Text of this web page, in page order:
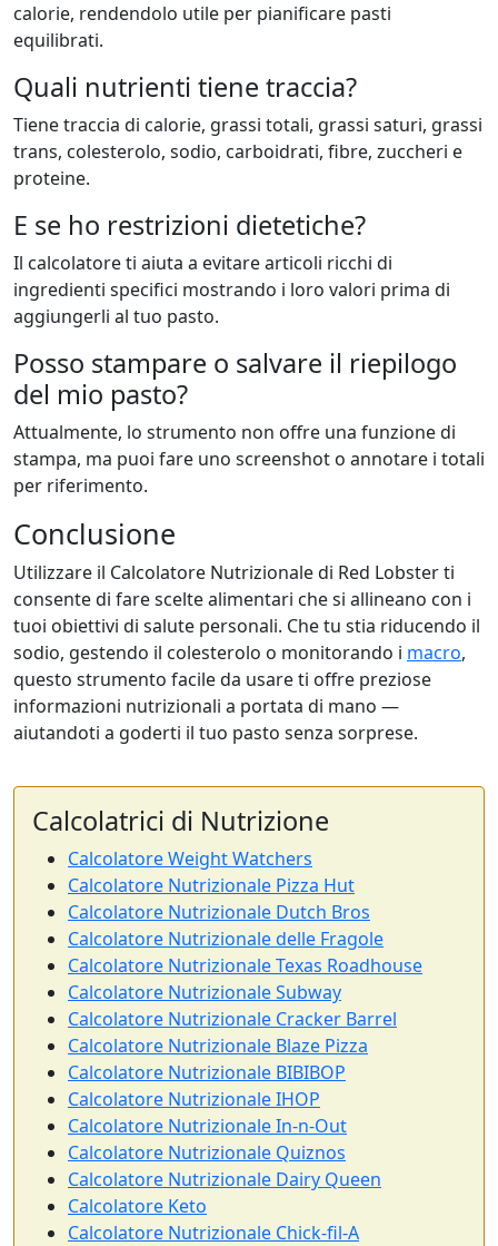
calorie, rendendolo utile per pianificare pasti
equilibrati.
Quali nutrienti tiene traccia?
Tiene traccia di calorie, grassi totali, grassi saturi, grassi
trans, colesterolo, sodio, carboidrati, fibre, zuccheri e
proteine.
E se ho restrizioni dietetiche?
Il calcolatore ti aiuta a evitare articoli ricchi di
ingredienti specifici mostrando i loro valori prima di
aggiungerli al tuo pasto.
Posso stampare o salvare il riepilogo
del mio pasto?
Attualmente, lo strumento non offre una funzione di
stampa, ma puoi fare uno screenshot o annotare i totali
per riferimento.
Conclusione
Utilizzare il Calcolatore Nutrizionale di Red Lobster ti
consente di fare scelte alimentari che si allineano con i
tuoi obiettivi di salute personali. Che tu stia riducendo il
sodio, gestendo il colesterolo o monitorando i macro,
questo strumento facile da usare ti offre preziose
informazioni nutrizionali a portata di mano —
aiutandoti a goderti il tuo pasto senza sorprese.
Calcolatrici di Nutrizione
Calcolatore Weight Watchers
Calcolatore Nutrizionale Pizza Hut
Calcolatore Nutrizionale Dutch Bros
Calcolatore Nutrizionale delle Fragole
Calcolatore Nutrizionale Texas Roadhouse
Calcolatore Nutrizionale Subway
Calcolatore Nutrizionale Cracker Barrel
Calcolatore Nutrizionale Blaze Pizza
Calcolatore Nutrizionale BIBIBOP
Calcolatore Nutrizionale IHOP
Calcolatore Nutrizionale In-n-Out
Calcolatore Nutrizionale Quiznos
Calcolatore Nutrizionale Dairy Queen
Calcolatore Keto
Calcolatore Nutrizionale Chick-fil-A